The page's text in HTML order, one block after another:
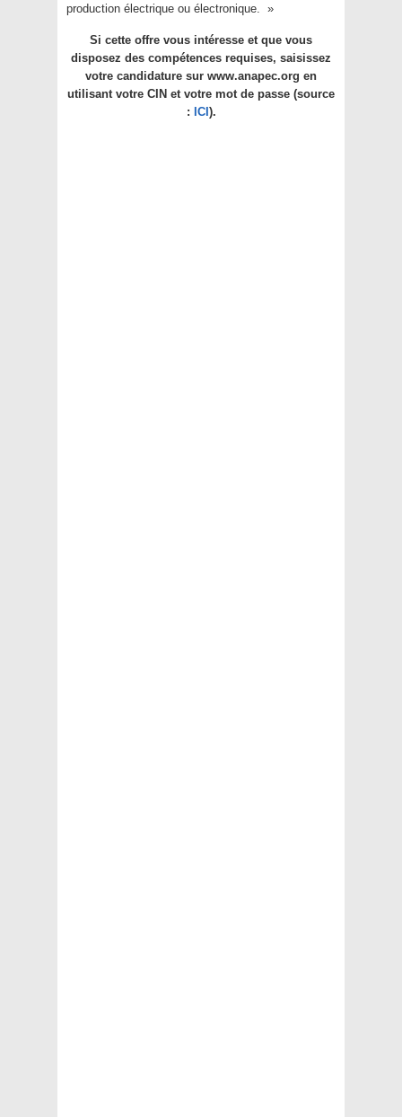
production électrique ou électronique. »
Si cette offre vous intéresse et que vous
disposez des compétences requises, saisissez
votre candidature sur www.anapec.org en
utilisant votre CIN et votre mot de passe (source
: ICI ).